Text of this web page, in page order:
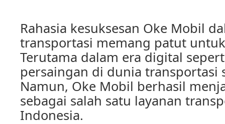
Rahasia kesuksesan Oke Mobil
transportasi memang patut
Terutama dalam era digital
persaingan di dunia transportasi
Namun, Oke Mobil berhasil
sebagai salah satu layanan
Indonesia.